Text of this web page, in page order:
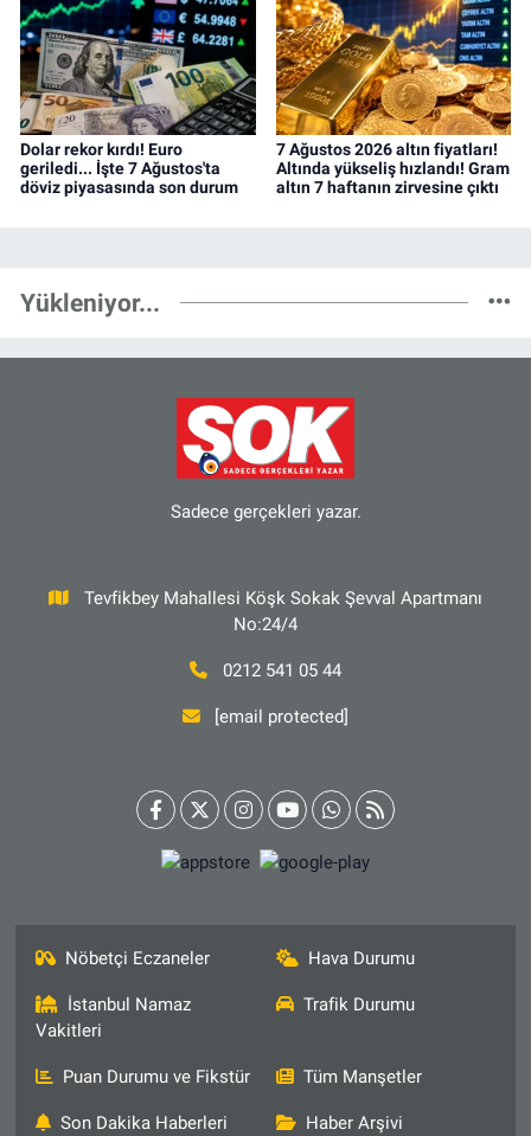
Dolar rekor kırdı! Euro
geriledi... İşte 7 Ağustos'ta
döviz piyasasında son durum
7 Ağustos 2026 altın fiyatları!
Altında yükseliş hızlandı! Gram
altın 7 haftanın zirvesine çıktı
Yükleniyor...
Sadece gerçekleri yazar.
Tevfikbey Mahallesi Köşk Sokak Şevval Apartmanı
No:24/4
0212 541 05 44
[email protected]
Nöbetçi Eczaneler Hava Durumu
İstanbul Namaz
Vakitleri
Trafik Durumu
Puan Durumu ve Fikstür Tüm Manşetler
Son Dakika Haberleri Haber Arşivi